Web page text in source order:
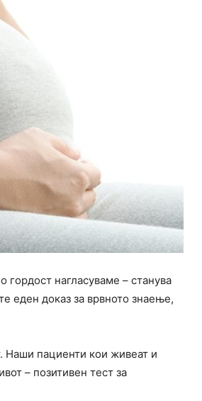
нагласуваме – станува
еден доказ за врвното знаење,
Наши пациенти кои живеат и
– позитивен тест за